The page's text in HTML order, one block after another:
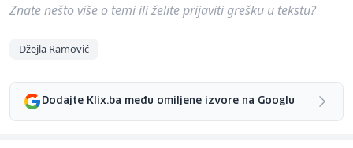
Znate nešto više o temi ili želite prijaviti grešku u tekstu?
Džejla Ramović
Dodajte Klix.ba među omiljene izvore na Googlu